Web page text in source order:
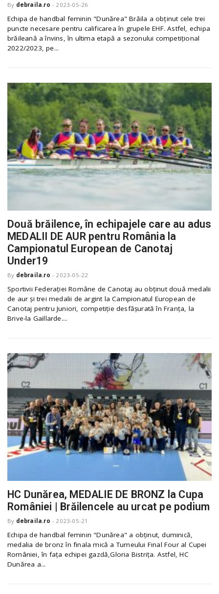
By debraila.ro - 2023-05-26
Echipa de handbal feminin "Dunărea" Brăila a obținut cele trei
puncte necesare pentru calificarea în grupele EHF. Astfel, echipa
brăileană a învins, în ultima etapă a sezonului competițional
2022/2023, pe...
Două brăilence, în echipajele care au adus
MEDALII DE AUR pentru România la
Campionatul European de Canotaj
Under19
By debraila.ro - 2023-05-22
Sportivii Federației Române de Canotaj au obținut două medalii
de aur și trei medalii de argint la Campionatul European de
Canotaj pentru Juniori, competiție desfășurată în Franța, la
Brive-la Gaillarde....
HC Dunărea, MEDALIE DE BRONZ la Cupa
României | Brăilencele au urcat pe podium
By debraila.ro - 2023-05-21
Echipa de handbal feminin "Dunărea" a obţinut, duminică,
medalia de bronz în finala mică a Turneului Final Four al Cupei
României, în faţa echipei gazdă,Gloria Bistriţa. Astfel, HC
Dunărea a...